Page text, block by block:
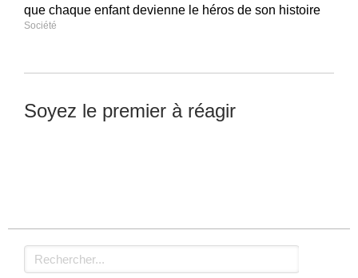
que chaque enfant devienne le héros de son histoire
Société
Soyez le premier à réagir
Rechercher